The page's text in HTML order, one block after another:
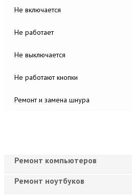
Не включается
Не работает
Не выключается
Не работают кнопки
Ремонт и замена шнура
Ремонт компьютеров
Ремонт ноутбуков